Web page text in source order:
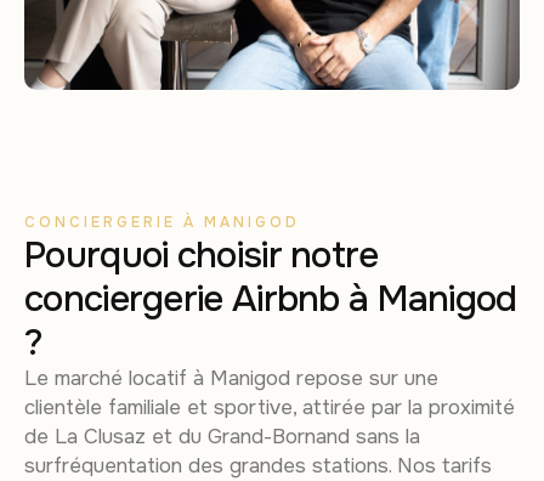
CONCIERGERIE À MANIGOD
Pourquoi choisir notre
conciergerie Airbnb à Manigod
?
Le marché locatif à Manigod repose sur une
clientèle familiale et sportive, attirée par la proximité
de La Clusaz et du Grand-Bornand sans la
surfréquentation des grandes stations. Nos tarifs